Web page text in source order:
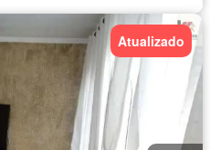
Atualizado